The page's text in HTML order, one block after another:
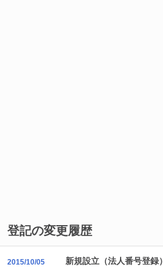
登記の変更履歴
2015/10/05 新規設立（法人番号登録）